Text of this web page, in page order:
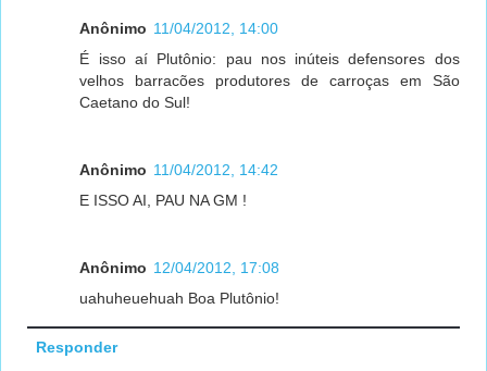
Anônimo 11/04/2012, 14:00
É isso aí Plutônio: pau nos inúteis defensores dos
velhos barracões produtores de carroças em São
Caetano do Sul!
Anônimo 11/04/2012, 14:42
E ISSO AI, PAU NA GM !
Anônimo 12/04/2012, 17:08
uahuheuehuah Boa Plutônio!
Responder